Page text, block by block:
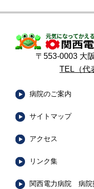
〒553-0003 大
TEL（代
病院のご案内
サイトマップ
アクセス
リンク集
関西電力病院 病院